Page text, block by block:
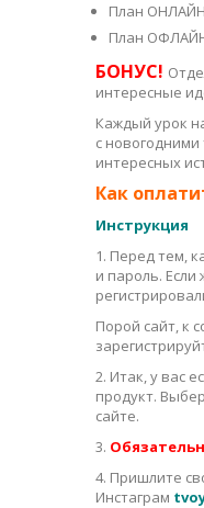
План ОНЛАЙН
План ОФЛАЙН
БОНУС!
интересные
Каждый урок
с
интересных
Как
Инструкция
1. Перед тем,
и пароль. Если
Порой сайт, к
2. Итак, у вас
продукт.
сайте.
3.
4. Пришлите
Инстаграм